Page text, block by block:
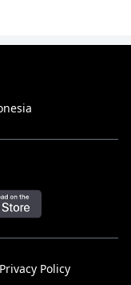
Privacy Policy